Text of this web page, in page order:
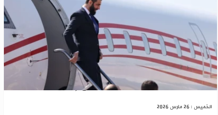
زيارة مرتقبة للرئيس أحمد الشرع إلى برلين
الخميس : 26 مارس 2026